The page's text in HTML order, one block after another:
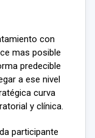
con
mas posible
predecible
a ese nivel
curva
y clínica.
participante